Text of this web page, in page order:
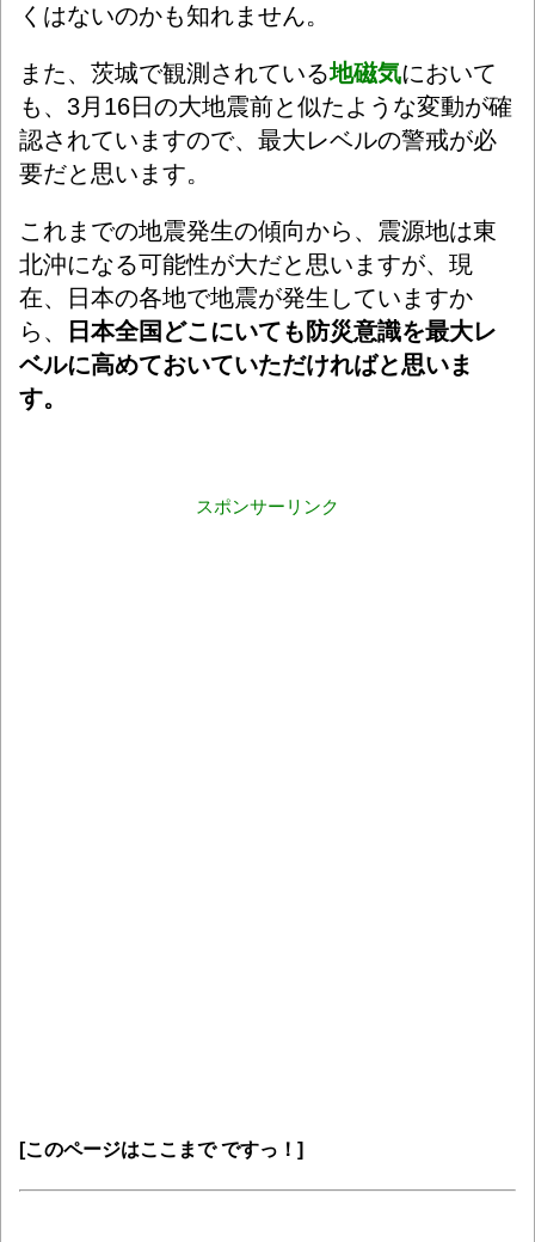
くはないのかも知れません。
また、茨城で観測されている地磁気において
も、3月16日の大地震前と似たような変動が確
認されていますので、最大レベルの警戒が必
要だと思います。
これまでの地震発生の傾向から、震源地は東
北沖になる可能性が大だと思いますが、現
在、日本の各地で地震が発生していますか
ら、
日本全国どこにいても防災意識を最大レ
ベルに高めておいていただければと思いま
す。
スポンサーリンク
[このページはここまで ですっ！]